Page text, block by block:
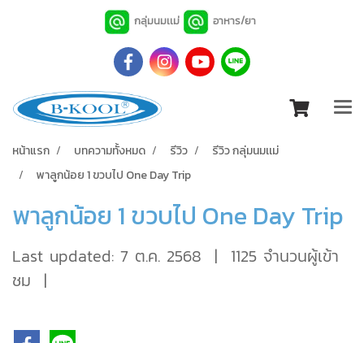
กลุ่มนมเเม่ อาหาร/ยา
หน้าแรก บทความทั้งหมด รีวิว
รีวิว กลุ่มนมเเม่
พาลูกน้อย 1 ขวบไป One Day Trip
พาลูกน้อย 1 ขวบไป One Day Trip
Last updated: 7 ต.ค. 2568 | 1125 จำนวนผู้เข้า
ชม |